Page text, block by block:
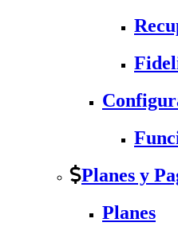
Planes y
Planes